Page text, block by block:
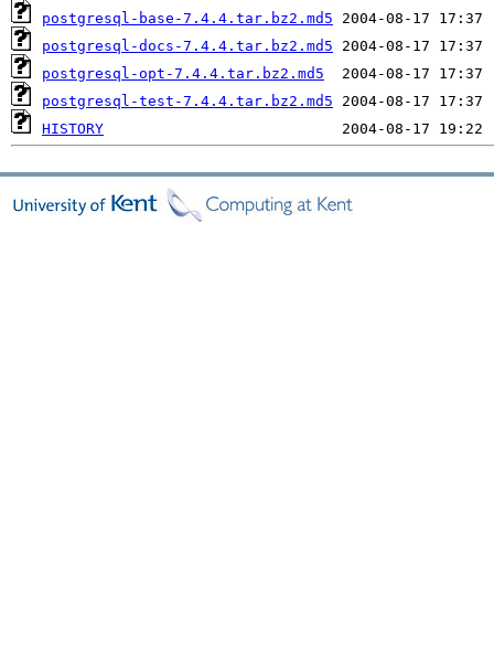
postgresql-base-7.4.4.tar.bz2.md5
postgresql-docs-7.4.4.tar.bz2.md5
postgresql-opt-7.4.4.tar.bz2.md5
postgresql-test-7.4.4.tar.bz2.md5
HISTORY